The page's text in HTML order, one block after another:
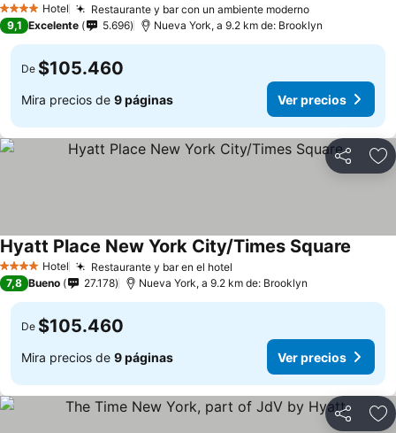
4 EstrellasHotel Restaurante y bar con un ambiente moderno
9,1 Excelente 5.696 Nueva York, a 9.2 km de: Brooklyn
De $105.460
Mira precios de 9 páginas Ver precios
Compartir
4 EstrellasHotel Restaurante y bar en el hotel
Hyatt Place New York City/Times Square
7,8 Bueno 27.178 Nueva York, a 9.2 km de: Brooklyn
De $105.460
Mira precios de 9 páginas Ver precios
Compartir